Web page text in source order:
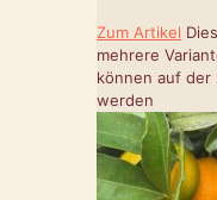
Zum Artikel
mehrere
können auf der
werden